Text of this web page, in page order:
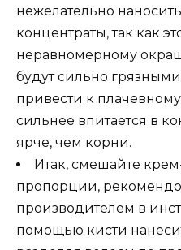
нежелательно
концентраты, так как
неравномерному
будут сильно
привести к плачевному
сильнее впитается в
ярче, чем корни.
Итак, смешайте
пропорции,
производителем в
помощью кисти